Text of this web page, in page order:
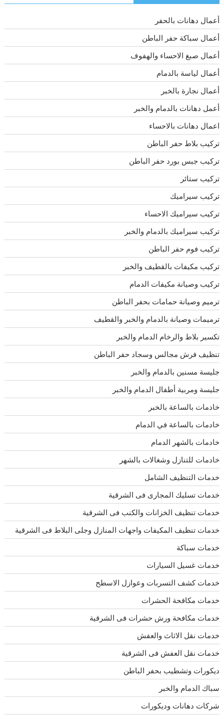
أعمال دهانات بالحفر
أعمال سباكة حفر الباطن
أعمال صبغ الاحساء والهفوف
أعمال لياسة بالدمام
أعمال نجارة بالخبر
أعمل دهانات بالدمام والخبر
اعمال دهانات بالاحساء
تركيب بلاط حفر الباطن
تركيب جبس بورد حفر الباطن
تركيب ستائر
تركيب سيراميك
تركيب سيراميك الاحساء
تركيب سيراميك بالدمام والخبر
تركيب فوم حفر الباطن
تركيب مكيفات بالقطيف والخبر
تركيب وصيانة مكيفات الدمام
ترميم وصيانة حمامات بحفر الباطن
ترميمات وصيانة بالدمام والخبر والقطيف
تكسير بلاط والرخام الدمام والخبر
تنظيف فرش مجالس وسجاد حفر الباطن
جليسة مسنين بالدمام والخبر
جليسة ومربية أطفال الدمام والخبر
خادمات بالساعة بالخبر
خادمات بالساعة في الدمام
خادمات بالشهر الدمام
خادمات للتنازل وشغالات بالشهر
خدمات التنظيف الشامل
خدمات تسليك المجارى فى الشرقية
خدمات تنظيف الخزانات والكنب فى الشرقية
خدمات تنظيف المكيفات واجهات المنازل وجلى البلاط فى الشرقية
خدمات سباكة
خدمات غسيل السيارات
خدمات كشف التسربات وعوازل الاسطح
خدمات مكافحة الحشرات
خدمات مكافحة ورش حشرات فى الشرقية
خدمات نقل الاثاث والعفش
خدمات نقل العفش فى الشرقية
ديكورات وتشطيب بحفر الباطن
سباك الدمام والخبر
شركات دهانات وديكورات